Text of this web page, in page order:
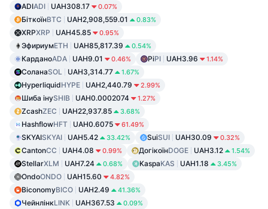
ADIADI UAH308.17 0.07%
БіткоїнBTC UAH2,908,559.01 0.83%
XRPXRP UAH45.85 0.95%
ЭфириумETH UAH85,817.39 0.54%
КарданоADA UAH9.01 0.46% PiPI UAH3.96 1.14%
СоланаSOL UAH3,314.77 1.67%
HyperliquidHYPE UAH2,440.79 2.99%
Шиба інуSHIB UAH0.0002074 1.27%
ZcashZEC UAH22,937.85 3.68%
HashflowHFT UAH0.6075 61.49%
SKYAISKYAI UAH5.42 33.42% SuiSUI UAH30.09 0.32%
CantonCC UAH4.08 0.99% ДогікоїнDOGE UAH3.12 1.54%
StellarXLM UAH7.24 0.68% KaspaKAS UAH1.18 3.45%
OndoONDO UAH15.60 4.82%
BiconomyBICO UAH2.49 41.36%
ЧейнлінкLINK UAH367.53 0.09%